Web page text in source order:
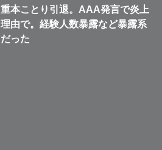
重本ことり引退。AAA発言で炎上
理由で。経験人数暴露など暴露系
だった